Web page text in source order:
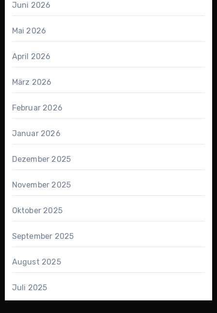
Juni 2026
Mai 2026
April 2026
März 2026
Februar 2026
Januar 2026
Dezember 2025
November 2025
Oktober 2025
September 2025
August 2025
Juli 2025